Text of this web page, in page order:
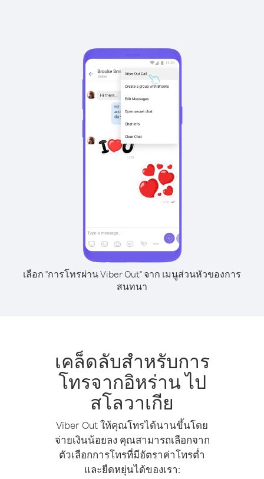
เลือก "การโทรผ่าน Viber Out" จาก เมนูส่วนหัวของการ
สนทนา
เคล็ดลับสำหรับการ
โทรจากอิหร่าน ไป
สโลวาเกีย
Viber Out ให้คุณโทรได้นานขึ้นโดย
จ่ายเงินน้อยลง คุณสามารถเลือกจาก
ตัวเลือกการโทรที่มีอัตราค่าโทรต่ำ
และยืดหยุ่นได้ของเรา: